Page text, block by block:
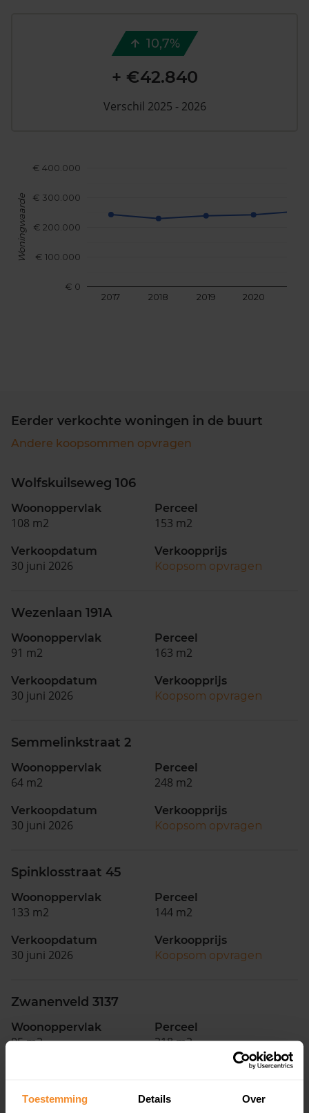
Toestemming Details Over
2017 2018 2019 2020
€ 0
€ 100.000
€ 200.000
€ 300.000
€ 400.000
Woningwaarde
10,7%
+ €42.840
Verschil 2025 - 2026
Eerder verkochte woningen in de buurt
Andere koopsommen opvragen
Wolfskuilseweg 106
Woonoppervlak
108 m2
Perceel
153 m2
Verkoopdatum
30 juni 2026
Verkoopprijs
Koopsom opvragen
Wezenlaan 191A
Woonoppervlak
91 m2
Perceel
163 m2
Verkoopdatum
30 juni 2026
Verkoopprijs
Koopsom opvragen
Semmelinkstraat 2
Woonoppervlak
64 m2
Perceel
248 m2
Verkoopdatum
30 juni 2026
Verkoopprijs
Koopsom opvragen
Spinklosstraat 45
Woonoppervlak
133 m2
Perceel
144 m2
Verkoopdatum
30 juni 2026
Verkoopprijs
Koopsom opvragen
Zwanenveld 3137
Woonoppervlak
95 m2
Perceel
218 m2